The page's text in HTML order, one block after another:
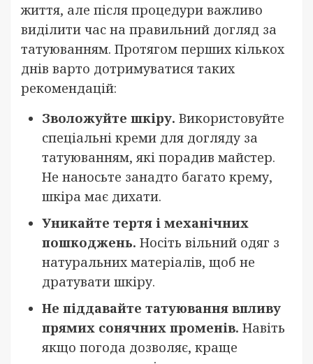
життя, але після процедури важливо
виділити час на правильний догляд за
татуюванням. Протягом перших кількох
днів варто дотримуватися таких
рекомендацій:
Зволожуйте шкіру. Використовуйте
спеціальні креми для догляду за
татуюванням, які порадив майстер.
Не наносьте занадто багато крему,
шкіра має дихати.
Уникайте тертя і механічних
пошкоджень. Носіть вільний одяг з
натуральних матеріалів, щоб не
дратувати шкіру.
Не піддавайте татуювання впливу
прямих сонячних променів. Навіть
якщо погода дозволяє, краще